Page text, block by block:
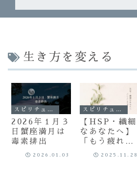
生き方を変える
スピリチュアル
2026年１月３
日蟹座満月は
毒素排出
2026.01.03
スピリチュアル
【HSP・繊細
なあなたへ】
「もう疲れ
た…」が示
2025.11.28